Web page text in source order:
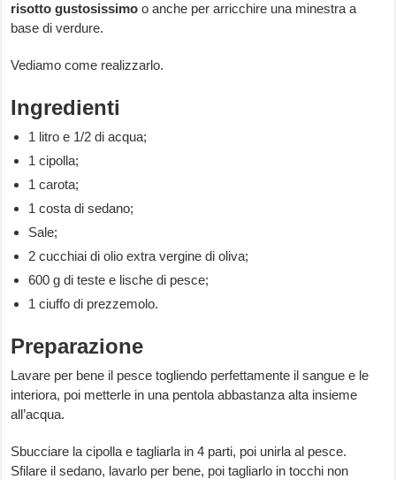
risotto gustosissimo o anche per arricchire una minestra a
base di verdure.
Vediamo come realizzarlo.
Ingredienti
1 litro e 1/2 di acqua;
1 cipolla;
1 carota;
1 costa di sedano;
Sale;
2 cucchiai di olio extra vergine di oliva;
600 g di teste e lische di pesce;
1 ciuffo di prezzemolo.
Preparazione
Lavare per bene il pesce togliendo perfettamente il sangue e le
interiora, poi metterle in una pentola abbastanza alta insieme
all’acqua.
Sbucciare la cipolla e tagliarla in 4 parti, poi unirla al pesce.
Sfilare il sedano, lavarlo per bene, poi tagliarlo in tocchi non